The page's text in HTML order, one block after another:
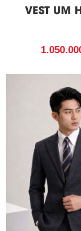
VEST UM